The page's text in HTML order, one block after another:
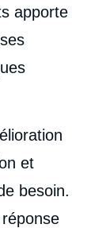
apporte
et
besoin.